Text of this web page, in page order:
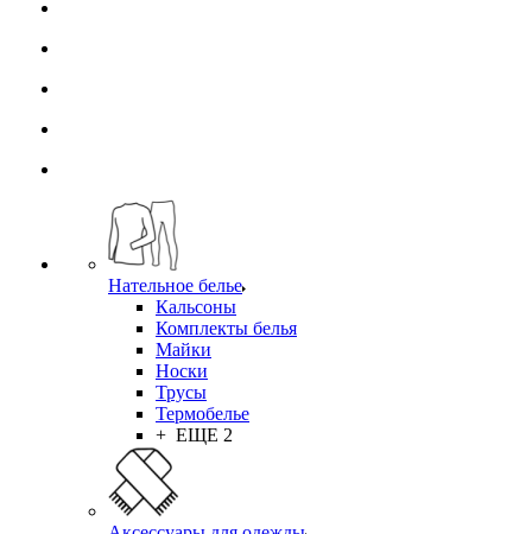
Нательное белье
Кальсоны
Комплекты белья
Майки
Носки
Трусы
Термобелье
+ ЕЩЕ 2